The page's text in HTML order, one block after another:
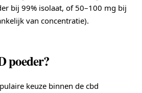
bij 99% isolaat, of 50–100 mg bij
van concentratie).
poeder?
keuze binnen de cbd